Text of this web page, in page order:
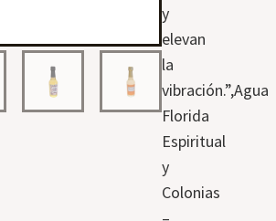
y
elevan
la
vibración.”,Agua
Florida
Espiritual
y
Colonias